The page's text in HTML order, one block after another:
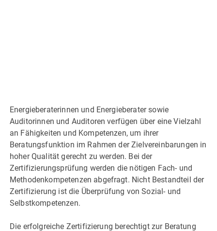
Energieberaterinnen und Energieberater sowie
Auditorinnen und Auditoren verfügen über eine Vielzahl
an Fähigkeiten und Kompetenzen, um ihrer
Beratungsfunktion im Rahmen der Zielvereinbarungen in
hoher Qualität gerecht zu werden. Bei der
Zertifizierungsprüfung werden die nötigen Fach- und
Methodenkompetenzen abgefragt. Nicht Bestandteil der
Zertifizierung ist die Überprüfung von Sozial- und
Selbstkompetenzen.
Die erfolgreiche Zertifizierung berechtigt zur Beratung